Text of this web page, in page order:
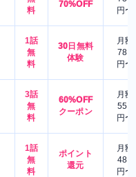
料
70%OFF
円〜
1話
無
料
30日無料
体験
月額
780
円〜
3話
無
料
60%OFF
クーポン
月額
550
円〜
1話
無
料
ポイント
還元
月額
480
円〜